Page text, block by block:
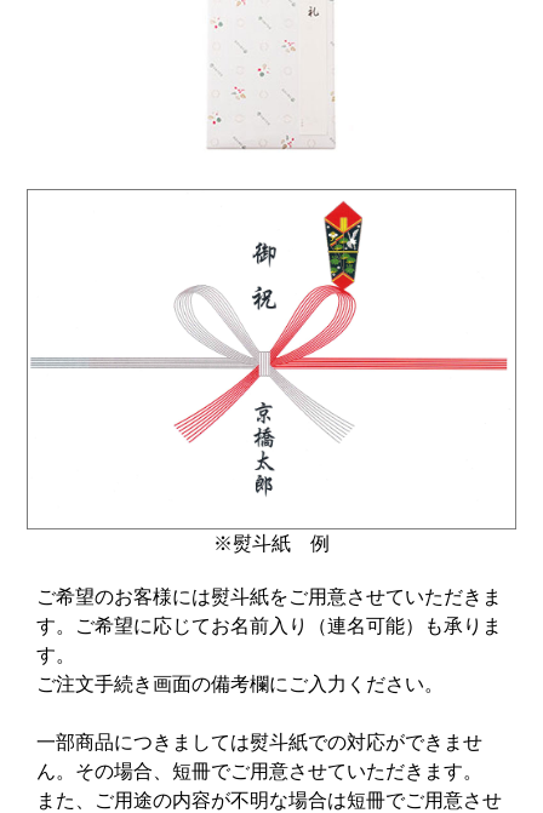
※熨斗紙 例
ご希望のお客様には熨斗紙をご用意させていただきま
す。ご希望に応じてお名前入り（連名可能）も承りま
す。
ご注文手続き画面の備考欄にご入力ください。
一部商品につきましては熨斗紙での対応ができませ
ん。その場合、短冊でご用意させていただきます。
また、ご用途の内容が不明な場合は短冊でご用意させ